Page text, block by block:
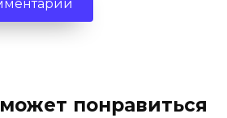
понравиться